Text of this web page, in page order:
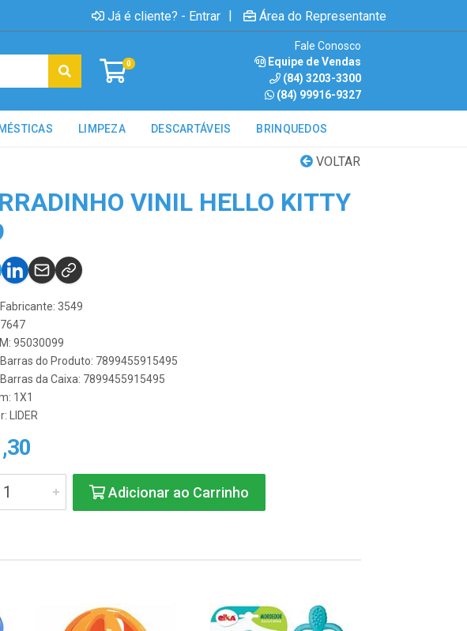
Já é cliente? - Entrar | Área do Representante
0
Fale Conosco
Equipe de Vendas
(84) 3203-3300
(84) 99916-9327
LIMPEZA DESCARTÁVEIS BRINQUEDOS
VOLTAR
VINIL HELLO KITTY
3549
95030099
do Produto: 7899455915495
da Caixa: 7899455915495
1X1
LIDER
Adicionar ao Carrinho